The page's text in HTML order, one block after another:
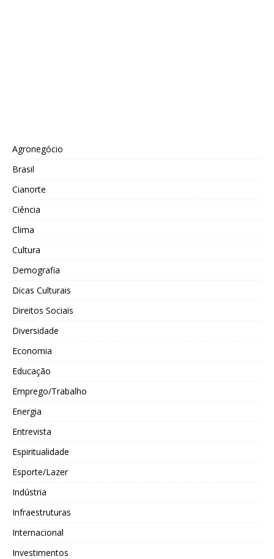
Agronegócio
Brasil
Cianorte
Ciência
Clima
Cultura
Demografia
Dicas Culturais
Direitos Sociais
Diversidade
Economia
Educação
Emprego/Trabalho
Energia
Entrevista
Espiritualidade
Esporte/Lazer
Indústria
Infraestruturas
Internacional
Investimentos